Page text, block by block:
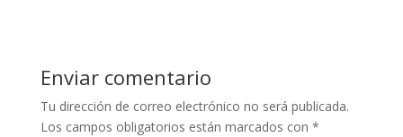
Enviar comentario
Tu dirección de correo electrónico no será publicada.
Los campos obligatorios están marcados con *